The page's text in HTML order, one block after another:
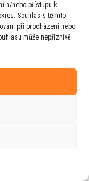
a/nebo přístupu k
Souhlas s těmito
při procházení nebo
může nepříznivě
Jiřího
s